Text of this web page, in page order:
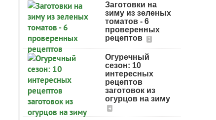
Заготовки на
зиму из зеленых
томатов - 6
проверенных
рецептов
2
Огуречный
сезон: 10
интересных
рецептов
заготовок из
огурцов на зиму
4